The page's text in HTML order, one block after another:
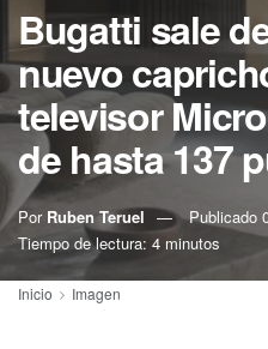
Bugatti sale
nuevo
televisor
de hasta 137
Por Ruben Teruel Publicado
Tiempo de lectura: 4 minutos
Inicio Imagen